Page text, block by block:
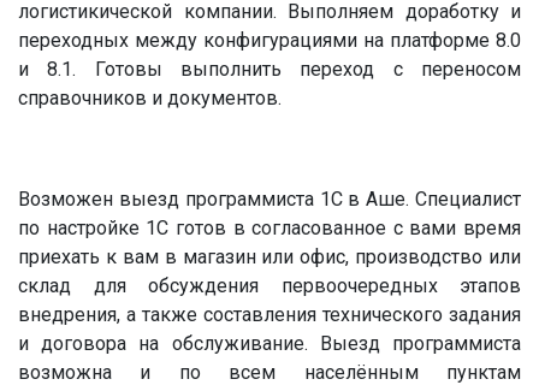
логистикической компании. Выполняем доработку и
переходных между конфигурациями на платформе 8.0
и 8.1. Готовы выполнить переход с переносом
справочников и документов.
Возможен выезд программиста 1С в Аше. Специалист
по настройке 1С готов в согласованное с вами время
приехать к вам в магазин или офис, производство или
склад для обсуждения первоочередных этапов
внедрения, а также составления технического задания
и договора на обслуживание. Выезд программиста
возможна и по всем населённым пунктам